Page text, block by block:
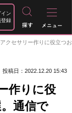
イン
登録
クセサリー作りに役立つお
投稿日：2022.12.20 15:43
作りに役
通信で